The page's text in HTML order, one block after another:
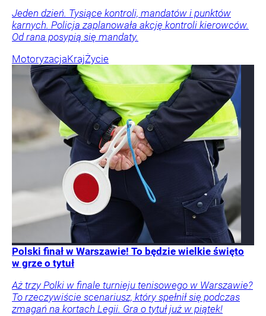
Jeden dzień. Tysiące kontroli, mandatów i punktów
karnych. Policja zaplanowała akcję kontroli kierowców.
Od rana posypią się mandaty.
MotoryzacjaKrajŻycie
Polski finał w Warszawie! To będzie wielkie święto
w grze o tytuł
Aż trzy Polki w finale turnieju tenisowego w Warszawie?
To rzeczywiście scenariusz, który spełnił się podczas
zmagań na kortach Legii. Gra o tytuł już w piątek!